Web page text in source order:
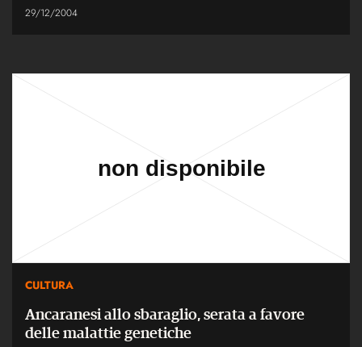
29/12/2004
CULTURA
Ancaranesi allo sbaraglio, serata a favore
delle malattie genetiche